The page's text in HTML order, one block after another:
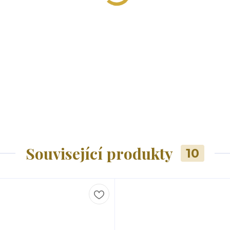
Související produkty 10